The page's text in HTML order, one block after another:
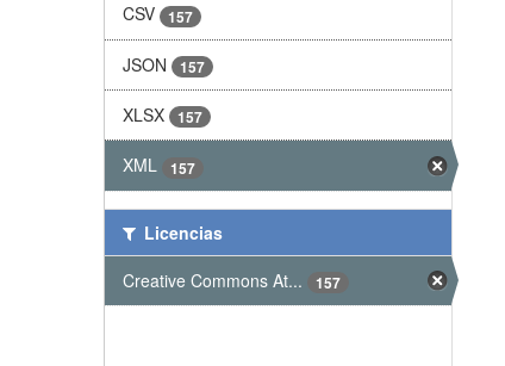
CSV
157
JSON 157
XLSX 157
XML 157
Licencias
Creative Commons At...
157